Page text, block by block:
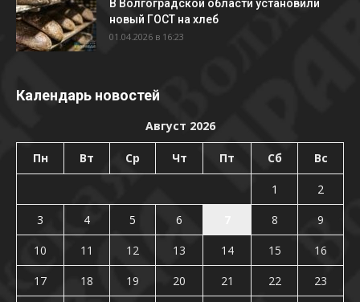
В Волгоградской области установили
новый ГОСТ на хлеб
01.04.2026 в 16:23
Календарь новостей
Август 2026
Пн Вт Ср Чт Пт Сб Вс
1
2
3
4 5 6 8
9
10
11 12 13 14 15
16
17
18 19 20 21 22
23